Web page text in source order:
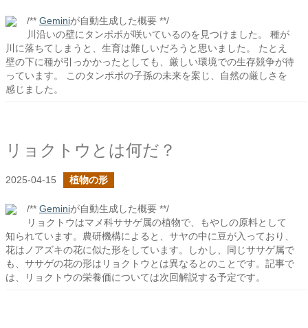
/** Geminiが自動生成した概要 **/
川沿いの壁にタンポポが咲いているのを見つけました。 種が
川に落ちてしまうと、生育は難しいだろうと思いました。 たとえ
壁の下に種が引っかかったとしても、厳しい環境での生存競争が待
っています。 このタンポポの子孫の未来を案じ、自然の厳しさを
感じました。
リョクトウとは何だ？
2025-04-15 植物の形
/** Geminiが自動生成した概要 **/
リョクトウはマメ科ササゲ属の植物で、もやしの原料として
知られています。農研機構によると、サヤの中に豆が入っており、
花はノアズキの花に似た形をしています。しかし、同じササゲ属で
も、ササゲの花の形はリョクトウとは異なるとのことです。記事で
は、リョクトウの栄養価については次回解説する予定です。